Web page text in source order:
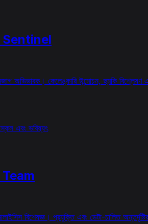
কেলেঙ্কারি উন্মোচন, হুমকি বিশ্লেষণ
এবং ভবিষ্যৎ
বিশেষজ্ঞ। প্রযুক্তি এবং ডেটা-চালিত